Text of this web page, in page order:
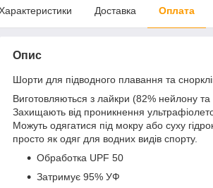
Доставка Оплата
Опис
Шорти для підводного плавання та
Виготовляються з лайкри (82% нейлону та
Захищають від проникнення
Можуть одягатися під мокру або суху
просто як одяг для водних видів спорту.
Обработка UPF 50
Затримує 95% УФ